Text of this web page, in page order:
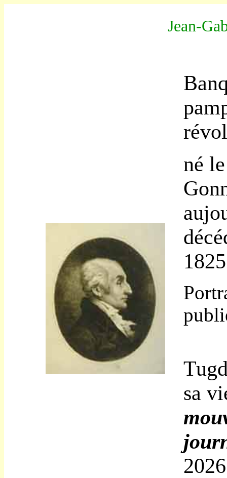
Jean-
né
sa